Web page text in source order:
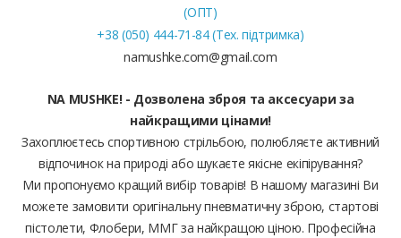
(ОПТ)
+38 (050) 444-71-84 (Тех. підтримка)
namushke.com@gmail.com
NA MUSHKE! - Дозволена зброя та аксесуари за
найкращими цінами!
Захоплюєтесь спортивною стрільбою, полюбляєте активний
відпочинок на природі або шукаєте якісне екіпірування?
Ми пропонуємо кращий вибір товарів! В нашому магазині Ви
можете замовити оригінальну пневматичну зброю, стартові
пістолети, Флобери, ММГ за найкращою ціною. Професійна